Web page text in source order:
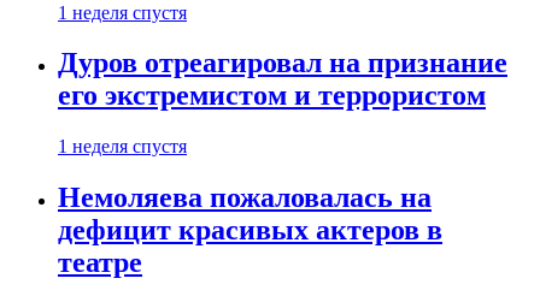
1 неделя спустя
Дуров отреагировал на признание
его экстремистом и террористом
1 неделя спустя
Немоляева пожаловалась на
дефицит красивых актеров в
театре